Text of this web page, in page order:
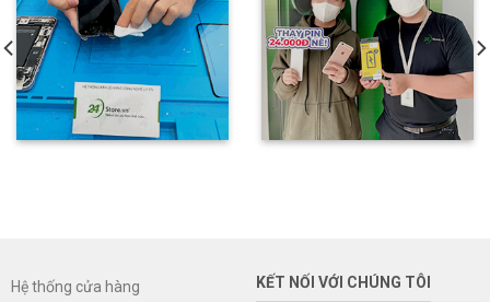
Hệ thống cửa hàng
KẾT NỐI VỚI CHÚNG TÔI